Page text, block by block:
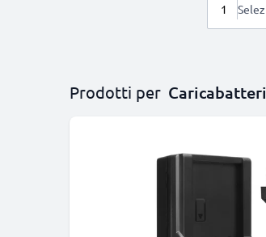
1
Prodotti per